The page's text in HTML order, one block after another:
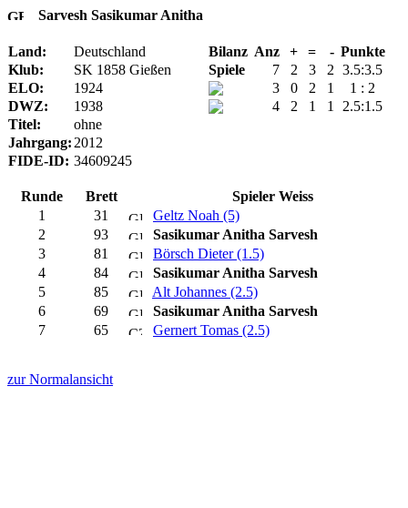
Sarvesh Sasikumar Anitha
Land: Deutschland Bilanz Anz + = - Punkte
Klub:
SK 1858 Gießen Spiele 7 2 3 2 3.5:3.5
ELO:
1924 3 0 2 1
1 : 2
DWZ:
1938 4 2 1 1
2.5:1.5
Titel:
ohne
Jahrgang: 2012
FIDE-ID: 34609245
Runde Brett
Spieler Weiss
1
31
Geltz Noah (5)
2
93
Sasikumar Anitha Sarvesh
3
81
Börsch Dieter (1.5)
4
84
Sasikumar Anitha Sarvesh
5
85
Alt Johannes (2.5)
6
69
Sasikumar Anitha Sarvesh
7
65 Gernert Tomas (2.5)
zur Normalansicht